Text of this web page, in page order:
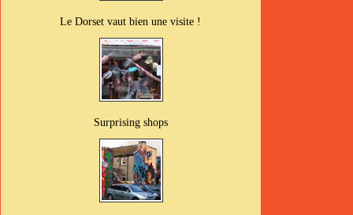
Le Dorset vaut bien une visite !
Surprising shops